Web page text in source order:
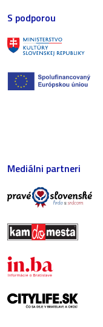
S podporou
Mediálni partneri